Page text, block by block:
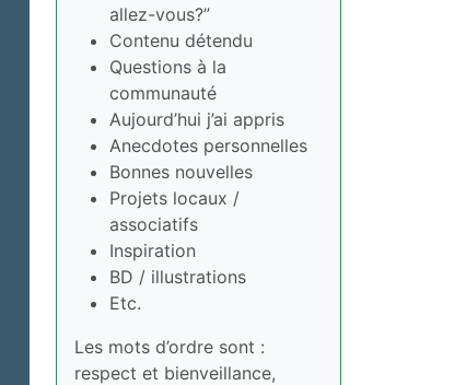
allez-vous?”
Contenu détendu
Questions à la
communauté
Aujourd’hui j’ai appris
Anecdotes personnelles
Bonnes nouvelles
Projets locaux /
associatifs
Inspiration
BD / illustrations
Etc.
Les mots d’ordre sont :
respect et bienveillance,